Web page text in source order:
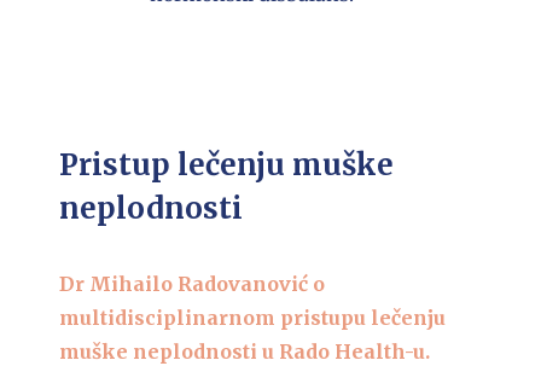
Pristup lečenju muške
neplodnosti
Dr Mihailo Radovanović o
multidisciplinarnom pristupu lečenju
muške neplodnosti u Rado Health-u.